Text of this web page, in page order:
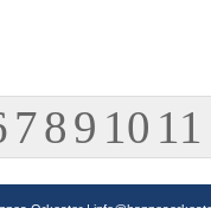
789 10 11